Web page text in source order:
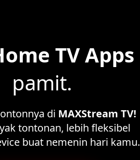
TV Apps
pamit.
di MAXStream TV!
tontonan, lebih fleksibel
buat nemenin hari kamu.